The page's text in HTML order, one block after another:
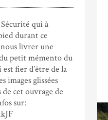
qui à
durant ce
livrer une
petit mémento du
fier d’être de la
images glissées
de cet ouvrage de
sur: